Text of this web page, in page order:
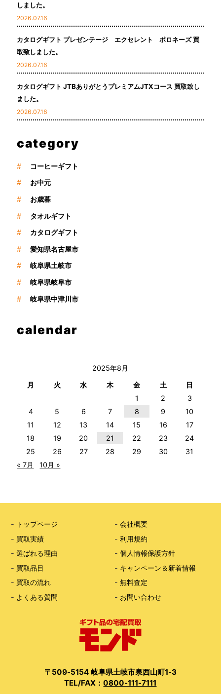
しました。
2026.07.16
カタログギフト プレゼンテージ エクセレント ポロネーズ 買
取致しました。
2026.07.16
カタログギフト JTBありがとうプレミアムJTXコース 買取致し
ました。
2026.07.16
category
#
コーヒーギフト
#
お中元
#
お歳暮
#
タオルギフト
#
カタログギフト
#
愛知県名古屋市
#
岐阜県土岐市
#
岐阜県岐阜市
#
岐阜県中津川市
calendar
2025年8月
月
火 水 木 金 土
日
1
2
3
4
5 6 7 8 9
10
11
12 13 14 15 16
17
18
19 20 21 22 23
24
25
26 27 28 29 30
31
« 7月
10月 »
〒509-5154 岐阜県土岐市泉西山町1-3
TEL/FAX：0800-111-7111
- トップページ
- 買取実績
- 選ばれる理由
- 買取品目
- 買取の流れ
- よくある質問
-会社概要
-利用規約
-個人情報保護方針
- キャンペーン＆新着情報
-無料査定
- お問い合わせ